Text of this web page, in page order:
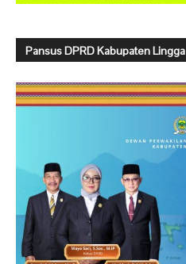
Pansus DPRD Kabupaten Lingga